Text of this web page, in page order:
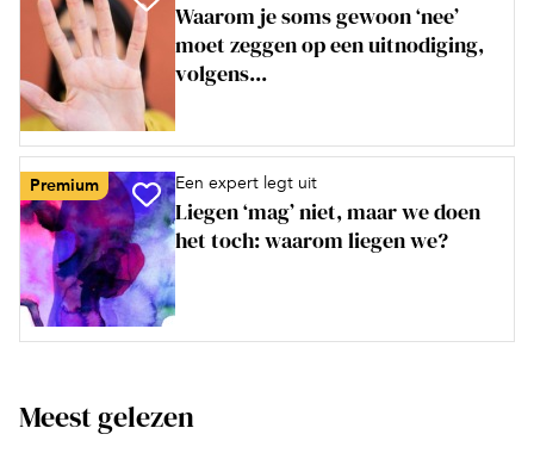
Waarom je soms gewoon ‘nee’
moet zeggen op een uitnodiging,
volgens...
Premium Een expert legt uit
Liegen ‘mag’ niet, maar we doen
het toch: waarom liegen we?
Meest gelezen